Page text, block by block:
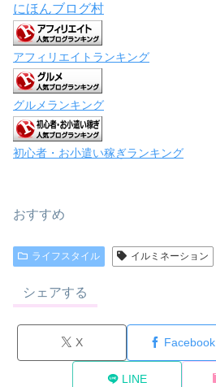
にほんブログ村
アフィリエイトランキング
グルメランキング
初心者・お小遣い稼ぎランキング
おすすめ
ライフスタイル イルミネーション
シェアする
X Facebook
LINE